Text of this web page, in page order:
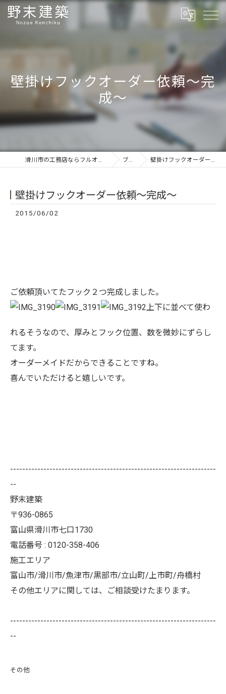
壁掛けフックオーダー依頼〜完
成〜
滑川市の工務店ならフルオーダーの野末建築 ブログ 壁掛けフックオーダー依頼〜完成〜
壁掛けフックオーダー依頼〜完成〜
2015/06/02
ご依頼頂いてたフック２つ完成しました。
上下に並べて使わ
れるそうなので、厚みとフック位置、数を微妙にずらし
てます。
オーダーメイドだからできることですね。
喜んでいただけると嬉しいです。
--------------------------------------------------------------------
--
野末建築
〒936-0865
富山県滑川市七口1730
電話番号 : 0120-358-406
施工エリア
富山市/滑川市/魚津市/黒部市/立山町/上市町/舟橋村
その他エリアに関しては、ご相談受けたまります。
--------------------------------------------------------------------
--
その他